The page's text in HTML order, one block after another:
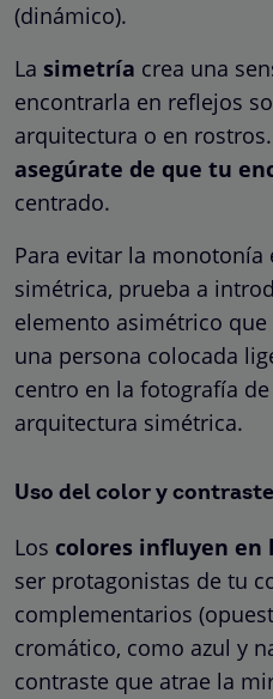
(dinámico).
La simetría crea una
encontrarla en reflejos
arquitectura o en
asegúrate de que tu
centrado.
Para evitar la
simétrica, prueba a
elemento asimétrico
una persona colocada
centro en la fotografía
arquitectura simétrica.
Uso del color y contraste
Los colores influyen en
ser protagonistas de tu
complementarios
cromático, como azul y
contraste que atrae la